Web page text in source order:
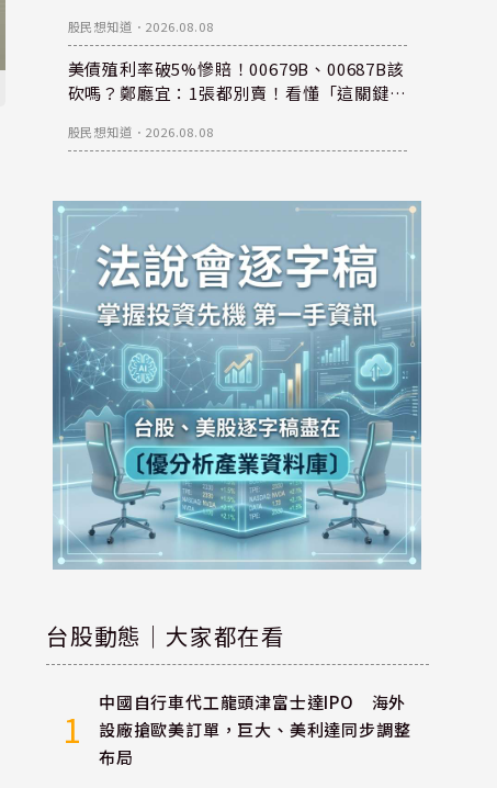
股民想知道 ． 2026.08.08
美債殖利率破5%慘賠！00679B、00687B該
砍嗎？鄭廳宜：1張都別賣！看懂「這關鍵」
股民想知道 ． 2026.08.08
台股動態｜大家都在看
1
中國自行車代工龍頭津富士達IPO 海外
設廠搶歐美訂單，巨大、美利達同步調整
布局